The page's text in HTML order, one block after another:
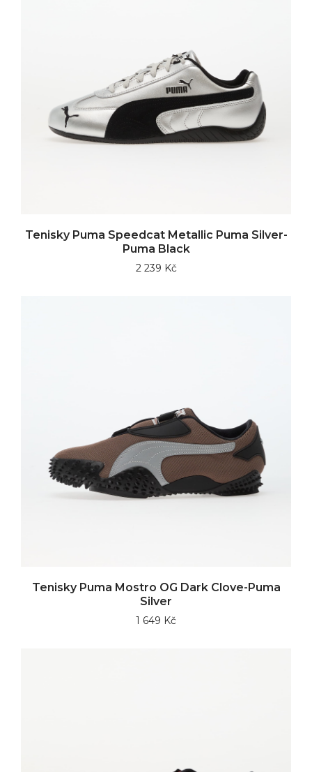
Tenisky Puma Speedcat Metallic Puma Silver-
Puma Black
2 239 Kč
Tenisky Puma Mostro OG Dark Clove-Puma
Silver
1 649 Kč